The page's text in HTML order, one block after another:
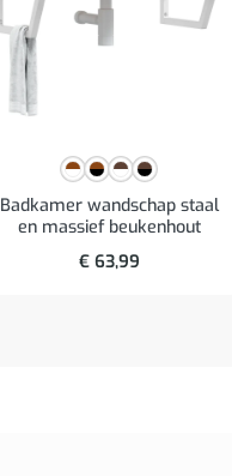
Badkamer wandschap staal
en massief beukenhout
€63,99